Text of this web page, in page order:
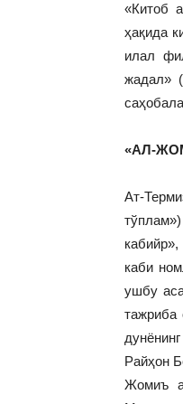
«Китоб
ҳақида
илал
жадал»
«АЛ-
Ат-
каби
ушбу
тажриба
Райҳон
Жомиъ